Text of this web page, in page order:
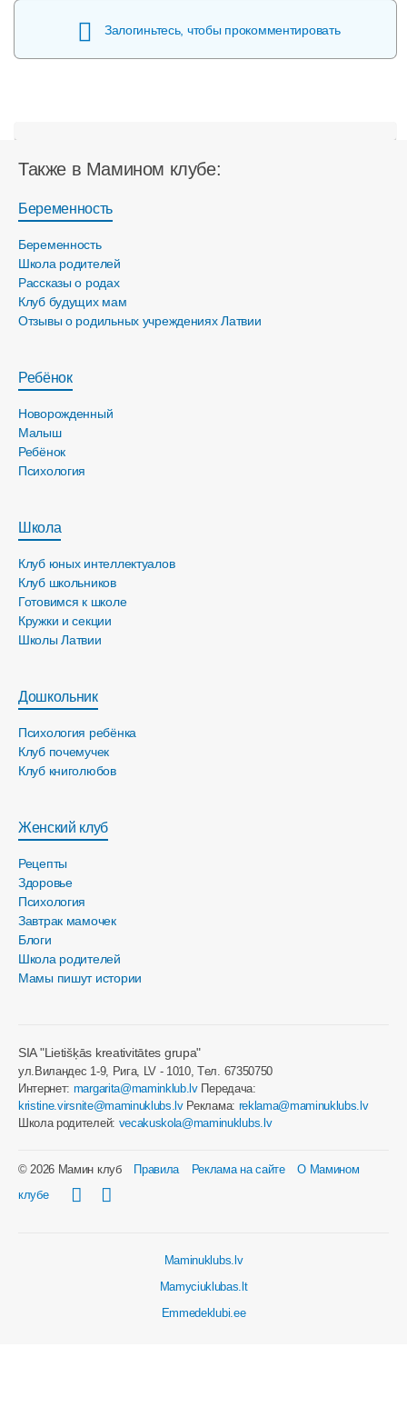
Залогиньтесь, чтобы прокомментировать
Также в Мамином клубе:
Беременность
Беременность
Школа родителей
Рассказы о родах
Клуб будущих мам
Отзывы о родильных учреждениях Латвии
Ребёнок
Новорожденный
Малыш
Ребёнок
Психология
Школа
Клуб юных интеллектуалов
Клуб школьников
Готовимся к школе
Кружки и секции
Школы Латвии
Дошкольник
Психология ребёнка
Клуб почемучек
Клуб книголюбов
Женский клуб
Рецепты
Здоровье
Психология
Завтрак мамочек
Блоги
Школа родителей
Мамы пишут истории
SIA "Lietišķās kreativitātes grupa"
ул.Виландес 1-9, Рига, LV - 1010, Tел. 67350750
Интернет: margarita@maminklub.lvПередача:
kristine.virsnite@maminuklubs.lvРеклама: reklama@maminuklubs.lv
Школа родителей: vecakuskola@maminuklubs.lv
© 2026 Мамин клуб Правила Реклама на сайте
О Мамином
клубе
Maminuklubs.lv
Mamyciuklubas.lt
Emmedeklubi.ee